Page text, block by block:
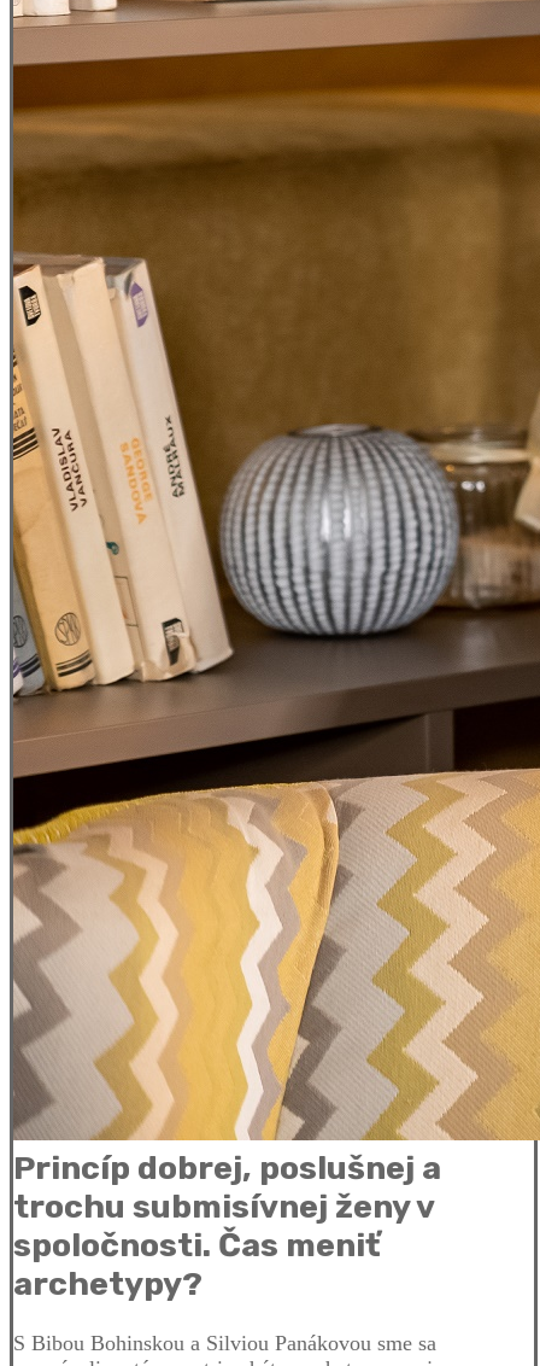
Princíp dobrej, poslušnej a
trochu submisívnej ženy v
spoločnosti. Čas meniť
archetypy?
S Bibou Bohinskou a Silviou Panákovou sme sa